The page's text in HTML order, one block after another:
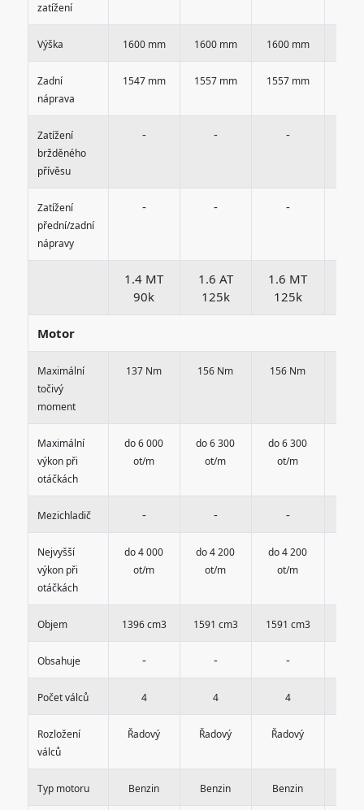
zatížení
Výška 1600 mm 1600 mm 1600 mm
Zadní
náprava
1547 mm 1557 mm 1557 mm
Zatížení
bržděného
přívěsu
- - -
Zatížení
přední/zadní
nápravy
- - -
1.4 MT
90k
1.6 AT
125k
1.6 MT
125k
Motor
Maximální
točivý
moment
137 Nm 156 Nm 156 Nm
Maximální
výkon při
otáčkách
do 6 000
ot/m
do 6 300
ot/m
do 6 300
ot/m
Mezichladič - - -
Nejvyšší
výkon při
otáčkách
do 4 000
ot/m
do 4 200
ot/m
do 4 200
ot/m
Objem 1396 cm3 1591 cm3 1591 cm3
Obsahuje - - -
Počet válců 4 4 4
Rozložení
válců
Řadový Řadový Řadový
Typ motoru Benzin Benzin Benzin